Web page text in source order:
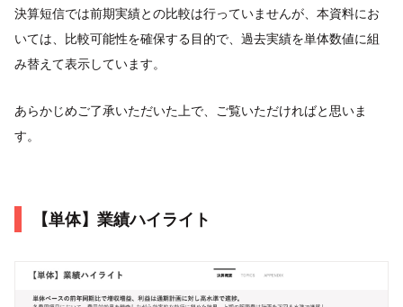
決算短信では前期実績との比較は行っていませんが、本資料にお
いては、比較可能性を確保する目的で、過去実績を単体数値に組
み替えて表示しています。
あらかじめご了承いただいた上で、ご覧いただければと思いま
す。
【単体】業績ハイライト